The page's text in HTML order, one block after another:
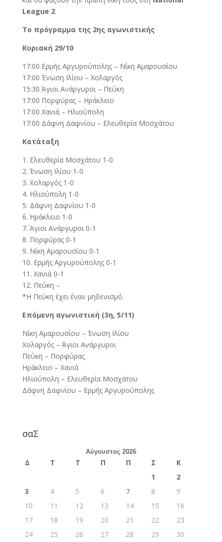
League 2.
Το πρόγραμμα της 2ης αγωνιστικής
Κυριακή 29/10
17:00 Ερμής Αργυρούπολης – Νίκη Αμαρουσίου
17:00 Ένωση Ιλίου – Χολαργός
15:30 Άγιοι Ανάργυροι – Πεύκη
17:00 Πορφύρας – Ηράκλειο
17:00 Χανιά – Ηλιούπολη
17:00 Δάφνη Δαφνίου – Ελευθερία Μοσχάτου
Κατάταξη
1. Ελευθερία Μοσχάτου 1-0
2. Ένωση Ιλίου 1-0
3. Χολαργός 1-0
4. Ηλιούπολη 1-0
5. Δάφνη Δαφνίου 1-0
6. Ηράκλειο 1-0
7. Άγιοι Ανάργυροι 0-1
8. Πορφύρας 0-1
9. Νίκη Αμαρουσίου 0-1
10. Ερμής Αργυρούπολης 0-1
11. Χανιά 0-1
12. Πεύκη –
*Η Πεύκη έχει έναν μηδενισμό.
Επόμενη αγωνιστική (3η, 5/11)
Νίκη Αμαρουσίου – Ένωση Ιλίου
Χολαργός – Άγιοι Ανάργυροι
Πεύκη – Πορφύρας
Ηράκλειο – Χανιά
Ηλιούπολη – Ελευθερία Μοσχάτου
Δάφνη Δαφνίου – Ερμής Αργυρούπολης
σαΣ
Αύγουστος 2026
Δ Τ Τ Π Π Σ
Κ
1
2
3
4 5 6 7 8
9
10
11 12 13 14 15
16
17
18 19 20 21 22
23
24
25 26 27 28 29 30